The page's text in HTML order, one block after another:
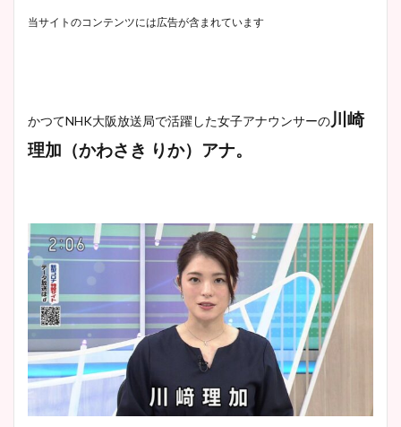
当サイトのコンテンツには広告が含まれています
かつてNHK大阪放送局で活躍した女子アナウンサーの川崎
理加（かわさき りか）アナ。